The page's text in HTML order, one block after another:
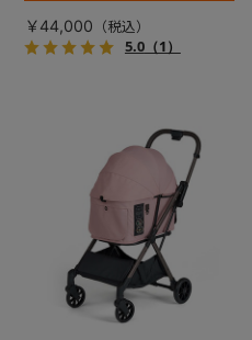
￥44,000
5.0（1）